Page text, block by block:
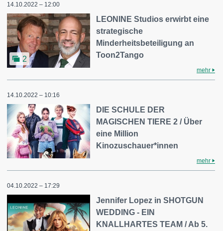
14.10.2022 – 12:00
2
LEONINE Studios erwirbt eine
strategische
Minderheitsbeteiligung an
Toon2Tango
mehr
14.10.2022 – 10:16
DIE SCHULE DER
MAGISCHEN TIERE 2 / Über
eine Million
Kinozuschauer*innen
mehr
04.10.2022 – 17:29
Jennifer Lopez in SHOTGUN
WEDDING - EIN
KNALLHARTES TEAM / Ab 5.